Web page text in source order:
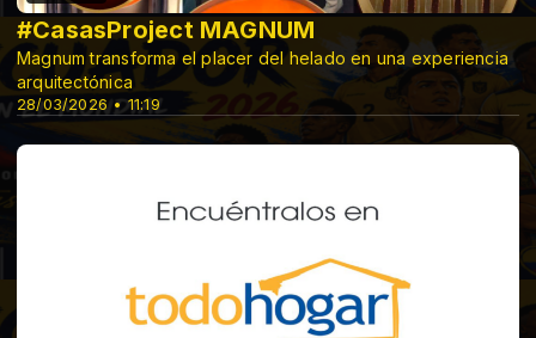
28/03/2026 • 11:19
#CasasProject MAGNUM
Magnum transforma el placer del helado en una experiencia
arquitectónica